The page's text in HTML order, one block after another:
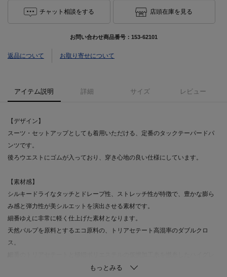
チャット相談をする 店頭在庫を見る
お問い合わせ商品番号： 153-62101
返品について お取り寄せについて
アイテム説明 詳細 サイズ レビュー
【デザイン】
スーツ・セットアップとしても着用いただける、定番のタックテーパードパ
ンツです。
後ろウエストにゴムが入っており、穿き心地の良い仕様にしています。
【素材感】
シルキードライなタッチとドレープ性、ストレッチ性が特徴で、豊かな膨ら
み感と弾力性が美シルエットを演出させる素材です。
細番ゆえに非常に軽く仕上げた素材となります。
天然パルプを原料とするエコ原料の、トリアセテート高混率のダブルクロ
ス。
ードの糸を使用した二重織素材になります。